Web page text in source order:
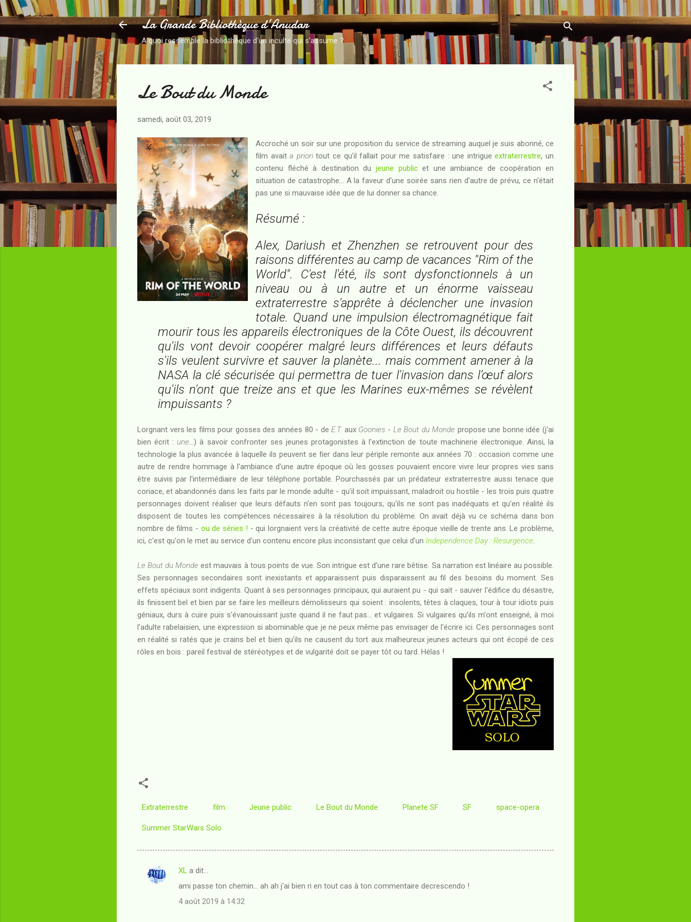
Accéder au contenu principal
La Grande Bibliothèque d’Anudar
A quoi ressemble la bibliothèque d'un inculte qui s'assume ?
Le Bout du Monde
samedi, août 03, 2019
Accroché un soir sur une proposition du service de streaming auquel je suis abonné, ce
film avaita prioritout ce qu'il fallait pour me satisfaire : une intrigueextraterrestre, un
contenu fléché à destination du jeune publicet une ambiance de coopération en
situation de catastrophe... A la faveur d'une soirée sans rien d'autre de prévu, ce n'était
pas une si mauvaise idée que de lui donner sa chance.
Résumé :
Alex, Dariush et Zhenzhen se retrouvent pour des
raisons différentes au camp de vacances "Rim of the
World". C'est l'été, ils sont dysfonctionnels à un
niveau ou à un autre et un énorme vaisseau
extraterrestre s'apprête à déclencher une invasion
totale. Quand une impulsion électromagnétique fait
mourir tous les appareils électroniques de la Côte Ouest, ils découvrent
qu'ils vont devoir coopérer malgré leurs différences et leurs défauts
s'ils veulent survivre et sauver la planète... mais comment amener à la
NASA la clé sécurisée qui permettra de tuer l'invasion dans l’œuf alors
qu'ils n'ont que treize ans et que les Marines eux-mêmes se révèlent
impuissants ?
Lorgnant vers les films pour gosses des années 80 - deE.T. aux Goonies - Le Bout du Monde propose une bonne idée (j'ai
bien écrit :une ...) à savoir confronter ses jeunes protagonistes à l'extinction de toute machinerie électronique. Ainsi, la
technologie la plus avancée à laquelle ils peuvent se fier dans leur périple remonte aux années 70 : occasion comme une
autre de rendre hommage à l'ambiance d'une autre époque où les gosses pouvaient encore vivre leur propres vies sans
être suivis par l'intermédiaire de leur téléphone portable. Pourchassés par un prédateur extraterrestre aussi tenace que
coriace, et abandonnés dans les faits par le monde adulte - qu'il soit impuissant, maladroit ou hostile - les trois puis quatre
personnages doivent réaliser que leurs défauts n'en sont pas toujours, qu'ils ne sont pas inadéquats et qu'en réalité ils
disposent de toutes les compétences nécessaires à la résolution du problème. On avait déjà vu ce schéma dans bon
nombre de films - ou de séries ! - qui lorgnaient vers la créativité de cette autre époque vieille de trente ans. Le problème,
ici, c'est qu'on le met au service d'un contenu encore plus inconsistant que celui d'un Independence Day : Resurgence
Le Bout du Monde est mauvais à tous points de vue. Son intrigue est d'une rare bêtise. Sa narration est linéaire au possible.
Ses personnages secondaires sont inexistants et apparaissent puis disparaissent au fil des besoins du moment. Ses
effets spéciaux sont indigents. Quant à ses personnages principaux, qui auraient pu - qui sait - sauver l'édifice du désastre,
ils finissent bel et bien par se faire les meilleurs démolisseurs qui soient : insolents, têtes à claques, tour à tour idiots puis
géniaux, durs à cuire puis s'évanouissant juste quand il ne faut pas... et vulgaires. Si vulgaires qu'ils m'ont enseigné, à moi
l'adulte rabelaisien, une expression si abominable que je ne peux même pas envisager de l'écrire ici. Ces personnages sont
en réalité si ratés que je crains bel et bien qu'ils ne causent du tort aux malheureux jeunes acteurs qui ont écopé de ces
rôles en bois : pareil festival de stéréotypes et de vulgarité doit se payer tôt ou tard. Hélas !
Extraterrestre film Jeune public Le Bout du Monde Planete SF SF space-opera
Summer StarWars Solo
C
XL a dit…
ami passe ton chemin... ah ah j'ai bien ri en tout cas à ton commentaire decrescendo !
4 août 2019 à 14:32